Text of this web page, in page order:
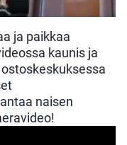
ja paikkaa
kaunis ja
naisen